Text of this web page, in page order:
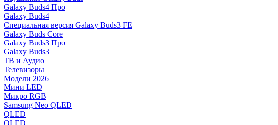
Galaxy Buds4 Про
Galaxy Buds4
Специальная версия Galaxy Buds3 FE
Galaxy Buds Core
Galaxy Buds3 Про
Galaxy Buds3
ТВ и Аудио
Телевизоры
Модели 2026
Мини LED
Микро RGB
Samsung Neo QLED
QLED
OLED